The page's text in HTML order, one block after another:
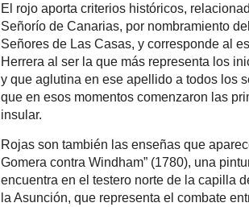
El rojo aporta criterios históricos,
Señorío de Canarias, por nombramiento
Señores de Las Casas, y corresponde al
Herrera al ser la que más representa los
y que aglutina en ese apellido a todos los
que en esos momentos comenzaron las
insular.
Rojas son también las enseñas que
Gomera contra Windham” (1780), una
encuentra en el testero norte de la capilla
la Asunción, que representa el combate